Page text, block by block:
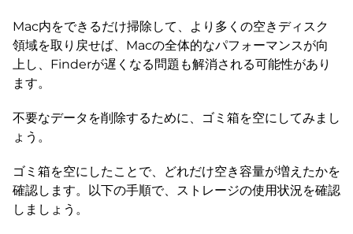
Mac内をできるだけ掃除して、より多くの空きディスク
領域を取り戻せば、Macの全体的なパフォーマンスが向
上し、Finderが遅くなる問題も解消される可能性があり
ます。
不要なデータを削除するために、ゴミ箱を空にしてみまし
ょう。
ゴミ箱を空にしたことで、どれだけ空き容量が増えたかを
確認します。以下の手順で、ストレージの使用状況を確認
しましょう。